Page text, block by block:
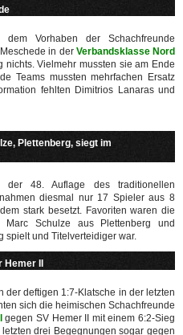
dem Vorhaben der Schachfreunde
in der Verbandsklasse Nord
Vielmehr mussten sie am Ende
Teams mussten mehrfachen Ersatz
fehlten Dimitrios Lanaras und
Plettenberg, siegt im
der 48. Auflage des traditionellen
diesmal nur 17 Spieler aus 8
stark besetzt. Favoriten waren die
Marc Schulze aus Plettenberg und
spielt und Titelverteidiger war.
II
der deftigen 1:7-Klatsche in der letzten
sich die heimischen Schachfreunde
gegen SV Hemer II mit einem 6:2-Sieg
drei Begegnungen sogar gegen